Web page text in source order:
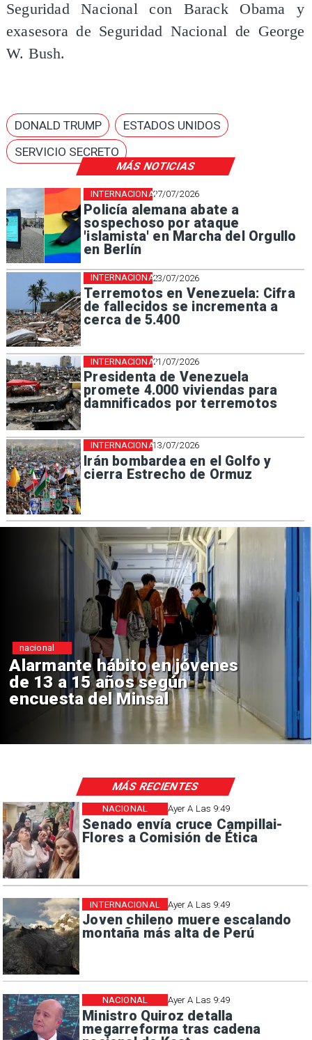
MÁS NOTICIAS
27/07/2026
Policía alemana abate a
sospechoso por ataque
'islamista' en Marcha del Orgullo
en Berlín
INTERNACIONAL
23/07/2026
Terremotos en Venezuela: Cifra
de fallecidos se incrementa a
cerca de 5.400
INTERNACIONAL
21/07/2026
Presidenta de Venezuela
promete 4.000 viviendas para
damnificados por terremotos
INTERNACIONAL
13/07/2026
Irán bombardea en el Golfo y
cierra Estrecho de Ormuz
INTERNACIONAL
Seguridad Nacional con Barack Obama y
exasesora de Seguridad Nacional de George
W. Bush.
DONALD TRUMP
ESTADOS UNIDOS
SERVICIO SECRETO
Alarmante hábito en jóvenes
de 13 a 15 años según
encuesta del Minsal
nacional
Ayer A Las 9:49
Senado envía cruce Campillai-
Flores a Comisión de Ética
NACIONAL
Ayer A Las 9:49
Joven chileno muere escalando
montaña más alta de Perú
INTERNACIONAL
Ayer A Las 9:49
Ministro Quiroz detalla
megarreforma tras cadena
NACIONAL
MÁS RECIENTES